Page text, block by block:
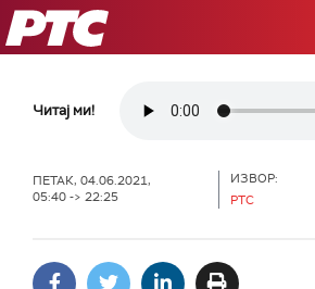
РТС
Читај ми!
ПЕТАК, 04.06.2021,
05:40 -> 22:25
ИЗВОР:
РТС